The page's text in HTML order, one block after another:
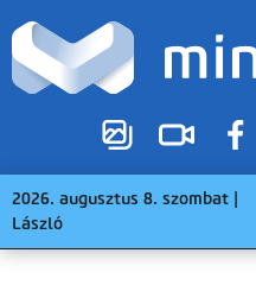
2026. augusztus 8. szombat |
László